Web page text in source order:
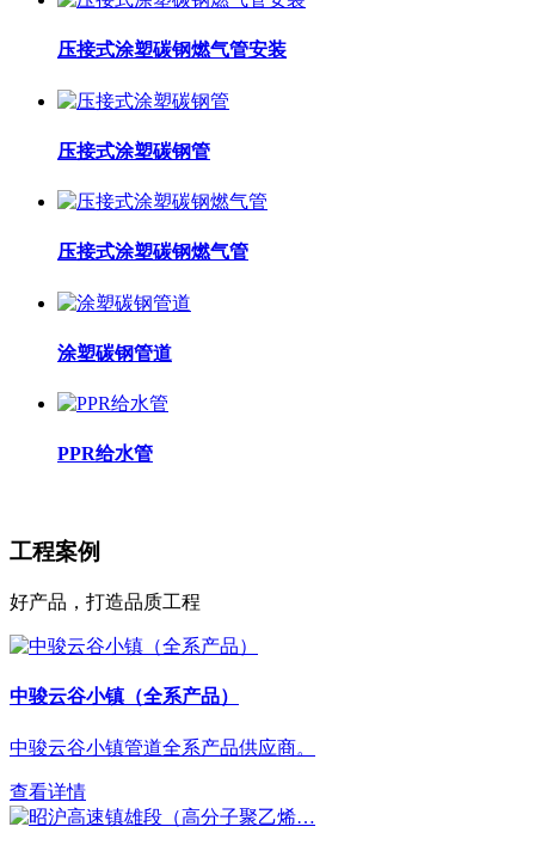
压接式涂塑碳钢燃气管安装
压接式涂塑碳钢管
压接式涂塑碳钢燃气管
涂塑碳钢管道
PPR给水管
工程案例
好产品，打造品质工程
中骏云谷小镇（全系产品）
中骏云谷小镇管道全系产品供应商。
查看详情